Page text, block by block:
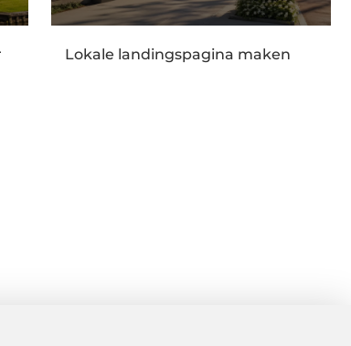
Lokale landingspagina maken